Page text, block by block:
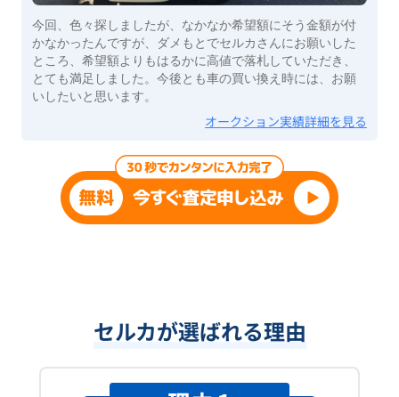
今回、色々探しましたが、なかなか希望額にそう金額が付
かなかったんですが、ダメもとでセルカさんにお願いした
ところ、希望額よりもはるかに高値で落札していただき、
とても満足しました。今後とも車の買い換え時には、お願
いしたいと思います。
オークション実績詳細を見る
セルカが選ばれる理由